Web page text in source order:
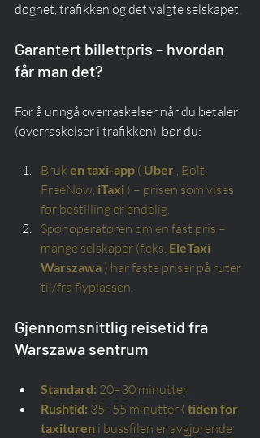
døgnet, trafikken og det valgte selskapet.
Garantert billettpris – hvordan
får man det?
For å unngå overraskelser når du betaler
(overraskelser i trafikken), bør du:
Bruk en taxi-app ( Uber , Bolt,
FreeNow, iTaxi ) – prisen som vises
før bestilling er endelig.
Spør operatøren om en fast pris –
mange selskaper (f.eks. EleTaxi
Warszawa ) har faste priser på ruter
til/fra flyplassen.
Gjennomsnittlig reisetid fra
Warszawa sentrum
Standard: 20–30 minutter.
Rushtid: 35–55 minutter ( tiden for
taxituren i bussfilen er avgjørende